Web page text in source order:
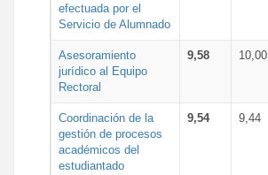
efectuada por el
Servicio de Alumnado
Asesoramiento
jurídico al Equipo
Rectoral
9,58 10,00
Coordinación de la
gestión de procesos
académicos del
estudiantado
9,54 9,44